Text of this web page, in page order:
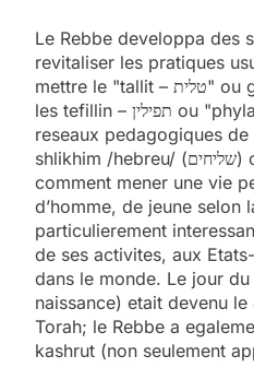
Le Rebbe developpa des
revitaliser les pratiques
mettre le "tallit – טלית" ou grand chale de priere,
les tefillin – תפילין ou "phylacteres". Il a cree des
reseaux pedagogiques
shlikhim /hebreu/ (שליחים) charges d’expliquer
comment mener une vie
d’homme, de jeune selon
particulierement
de ses activites, aux
dans le monde. Le jour du
naissance) etait devenu le
Torah; le Rebbe a
kashrut (non seulement